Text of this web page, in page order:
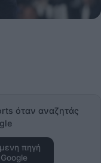
όταν αναζητάς
πηγή